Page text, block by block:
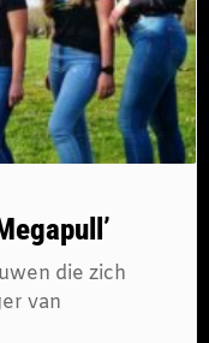
die zich
van